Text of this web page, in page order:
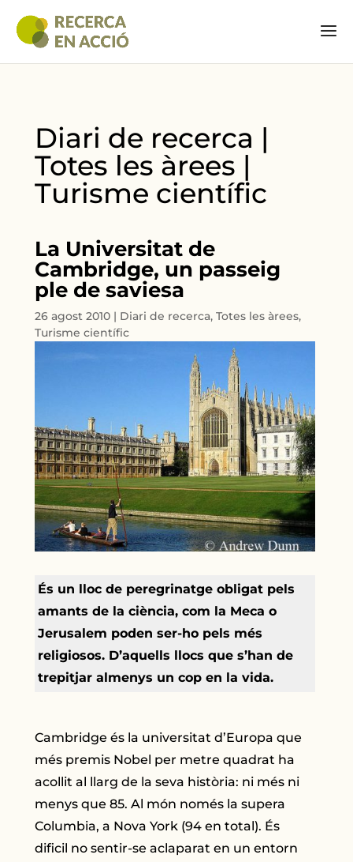
Diari de recerca |
Totes les àrees |
Turisme científic
La Universitat de
Cambridge, un passeig
ple de saviesa
26 agost 2010 | Diari de recerca,Totes les àrees,
Turisme científic
És un lloc de peregrinatge obligat pels
amants de la ciència, com la Meca o
Jerusalem poden ser-ho pels més
religiosos. D’aquells llocs que s’han de
trepitjar almenys un cop en la vida.
Cambridge és la universitat d’Europa que
més premis Nobel per metre quadrat ha
acollit al llarg de la seva història: ni més ni
menys que 85. Al món només la supera
Columbia, a Nova York (94 en total). És
dificil no sentir-se aclaparat en un entorn